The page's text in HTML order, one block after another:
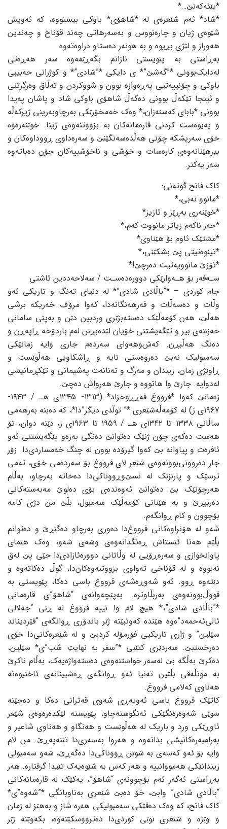
*پێئەکەنێ…*
*شاد* ئەم شێعرەی لە *شاهۆی* باوکی بیستووە، کە ئەویش
شێوەی ژیان و چارەنووس و بەسەرهاتی چەند قۆناخ و چەندین
هەوراز و لێژی بڕیوە و بە هونەر دەستاو دراوەتەوە.
بەڕاستی بە پێویستی نازانم بگەڕێمەوە سەر هەڕەتی
لەدایک‌بوونی *”گەشێ”* ی دایکی *”شادی”* و کوژرانی حەبیبی
باوکی و چۆنییەتیی پەڕەوازە بوون و شووکردن و تەڵاق وەرگرتنی
و ئینجا تێکەڵ بوونی دەگەڵ شاهۆی باوکی شاد و پاشان پەیدا
بوونی *بابای کەسنەزان،* وەک خەمخۆرێکی بەرچاوبەرینی ژیرکەڵە
و پەیوەست کردنی قارەمانەکان بە بزووتنەوەی ژینا. خوێنەرەوە
خۆی سەرپشکە چۆنی هەڵدەسەنگێنێ و سەرەداوی ڕووداوەکان و
بیرهێنانەوەی کارەسات و خۆشی و ناخۆشییەکان چۆن دەباتەوە
سەر یەکتر.
کاک فاتح گوتەنی:
*مانوو نەبی،*
*خوێنەری بەڕێز و ئازیز*
*حەز ناکەم زیاتر مانووت کەم،*
*مشتێک ئاوم بۆ هێناوی*
*تینوەتیتی پێ بشکێنی،*
*تۆزێ مانوویەتیت دەرچێ!*
سـەفەر بۆ هـەوارێکی دوورەدەسـت / سەلاحەددین ئاشتی
جام کوردی – *”باڵادی شادی”* لە دنیای تەنگ و تاریکی ئەو
وڵات و دەسەڵات و فەرهەنگانەدا، کەوا مرۆڤ خەریکە برشی
هەڵێ، هەن کۆمەڵێک دەستەبژێری وردبین دێن و بەپێی سامانی
خەزێنەی بیر و تێگەیشتنی خۆیان لێدەبڕێن لەم باردۆخە ڕاپەڕن و
دەنگ هەڵبڕن. کەش‌وهەوای سەردەم جاری وایە زمانێکی
سەمبولیک نەبێ دەروەستی نایە و ڕاشکاویی هەڵوێست و
ڕاوێژی زمان، زیندان و مەرگ و تەنانەت پەشیمانی و تێکڕمانیشی
لەدوایە. جارێ وا هاتووە و جارێ هەرواش دەچێ.
زەمانێ کەوا *فرووغ فەڕڕوخزاد* (١٣١٣- ١٣٤٥ی هـ / ١٩٤٣-
١٩٦٧ی ز) لە کۆمەڵەشێعری *” تولّدی دیگر”دا*، کە دەبنە بەرهەمی
ساڵانی ١٣٣٨ تا ١٣٤٢ی هـ / ١٩٥٩ تا ١٩٦٣ی ز، دێتە دوان، تۆ
هەست دەکەی چۆن ژنێک دەتوانێ دەنگی بەرەو پێگەیشتنی ئەو
ئافرەت و پیاوانە بێ کەوا گیرۆدە بوون لە چنگ خەمساردی‌دا. زۆر
جار دەروونی‌بوونەوەی شێعر لای فرووغ بۆ سەردەمی خۆی، تەمی
ترسێک و پارێزێک لە نسێ‌وڕووناکی‌دا دەخاتە بەرچاو، بەڵام
هەرچۆنێک بێ دەتوانێ ئەوەندەی بۆی دەلوێ مەبەستەکانی
دەرببڕێ و بە هێنانی کۆمەڵێک سەمبول، بڵێ من دژی کامە
بۆچوون و کام ڕوانگەم.
شەو لە هۆنراوەکانی فرووغ‌دا دەوری بەرچاو دەگێڕێ و دەتوانم
بڵێم هەتا ئێستاش ڕەنگدانەوەی وشەی شەو، وەک هێمای
پاوانخوازی و سەرەڕۆیی لە وڵاتانی دوورە‌ئازادی‌دا جێی پێ لەق
نەبووە و لە قۆناخی تەواوی بزووتنەوەکان‌دا، گوڵ دەکاتەوە و
دێتەوە ڕوو. ئەو شەوڕەشەی فرووغ‌ باسی دەکا، پێویستی بە
قووڵ‌بوونەوەی بەربڵاوترە. بەپێچەوانەی “شاهۆ”ی قارەمانی
*”باڵادی شادی”،* هیچ لام وا نییە فرووغ لە ڕێی “جەلالی
ئالی‌ئەحمەد”ەوە هێندە کەوتبێتە ژێر باندۆری ڕوانگەی “فێردیناند
سێلین” و ژاری تاریکیی فۆرمۆلە کردبێ و لە شێعرەکانی‌دا خۆی
دەرخستبێ. سەردێری کتێبی *”سفر بە نهایتِ شب”ی* سێلین،
دەکرێ بەڵگە بێ لەسەر خواستنەوەی دەستەواژەیەک، بەڵام ناکرێ
بە موتڵەقی بڵێین تەنیا ئەو ڕوانگەی ڕەشبینانەی ئاخنیوەتە
هەناوی کەلامی فرووغ.
کاتێک فرووغ باسی ئەوپەڕی شەوی قەترانی دەکا و دەچێتە
سوێی شەوەزەنگێکی ئەنگوستەچاو، پێویستە لێکدەرەوەی شێعر
ئاوڕێکی ورد و باریک لە هەڵوێست و هەنگاو و هەناوی شاعیر و
بەرامبەرەکانیشی بداتەوە و هەروا بەسەری‌دا تێنەپەڕێ. من لام
وایە بۆ ئەو کەسەی بە شوێن ڕووناکی‌دا دەگەڕێ، شەو سەمبولی
زیندانێکی هەمووانییە و هەر کەس بە شێوەیەک تێیدا گرفتارە. هەر
بەڕاستی ئەگەر ئەم بۆچوونەی “شاهۆ”، یەکێک لە قارەمانەکانی
“باڵادی شادی” وابێ، خۆ دەبێ شێعری بەناوبانگی *”شەوە”ی*
کاک فاتح، کە وەک دەقێکی سەمبولیکی هەرە شاز و بەهێز لە زمان
و وێژە و شێعری نوێی کوردی‌دا دەترووسکێتەوە، بکەوێتە ژێر